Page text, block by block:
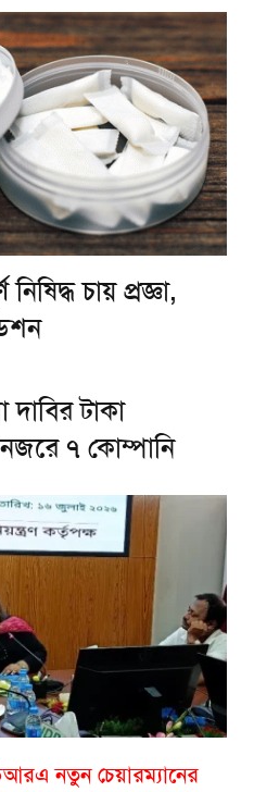
চায় প্রজ্ঞা,
দাবির টাকা
৭ কোম্পানি
নতুন চেয়ারম্যানের